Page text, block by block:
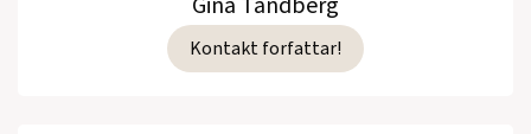
Kontakt forfattar!